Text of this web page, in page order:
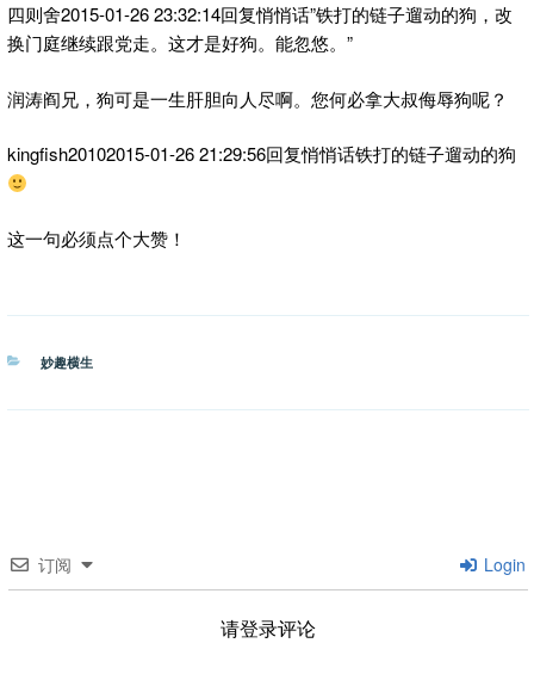
四则舍2015-01-26 23:32:14回复悄悄话”铁打的链子遛动的狗，改
换门庭继续跟党走。这才是好狗。能忽悠。”
润涛阎兄，狗可是一生肝胆向人尽啊。您何必拿大叔侮辱狗呢？
kingfish20102015-01-26 21:29:56回复悄悄话铁打的链子遛动的狗
这一句必须点个大赞！
分
妙趣横生
订阅 Login
请登录评论